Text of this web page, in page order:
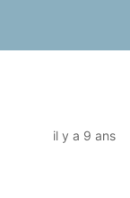
il y a 9 ans